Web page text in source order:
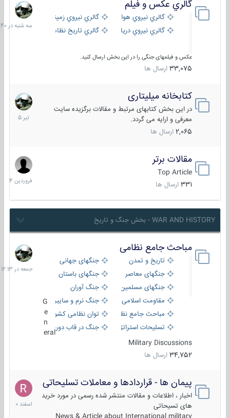
گالري عكس و فيلم
گالري نيروي هوايي
گالري نيروي زميني
گالري نيروي دريايي
گالري تاریخ نظامی
عکس و فیلمهای جنگی را در این بخش ارسال کنید.
33,075 ارسال ها
سه
شنبه
در
کتابخانه میلیتاری
در این بخش کتابهای مرتبط و مقالات برگزیده سایت
معرفی و ارایه می گردد.
2,065 ارسال ها
16
تیر
1405
مقالات برتر
Top Article
331 ارسال ها
29
فروردین
1404
WAR AND HISTORY - بخش جنگ و تاریخ
مباحث جامع نظامی
تاریخ و تمدن
جنگهای جهانی
جنگهای معاصر
جنگهای باستان
جنگهای مسلمین
جنگ آوران
مقاومت اسلامی
جنگ نرم و سایبری
مباحث جامع نظامی
توان نظامی کشورها
تسلیحات استراتژیک
جنگ در قاب دوربین
eral
Military Discussions
34,752 ارسال ها
جمعه
در
12:13
پیمان ها - قراردادها و معاملات تسلیحاتی
اخبار ، اطلاعات و مقالات منتشر شده رسمی در مورد خرید
های تسیحاتی
7
اسفند
1400